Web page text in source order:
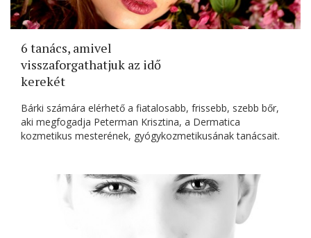
6 tanács, amivel
visszaforgathatjuk az idő
kerekét
Bárki számára elérhető a fiatalosabb, frissebb, szebb bőr,
aki megfogadja Peterman Krisztina, a Dermatica
kozmetikus mesterének, gyógykozmetikusának tanácsait.